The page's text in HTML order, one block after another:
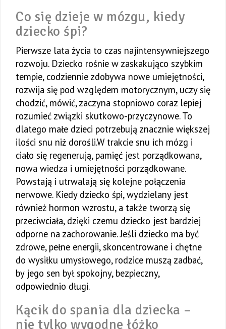
Co się dzieje w mózgu, kiedy
dziecko śpi?
Pierwsze lata życia to czas najintensywniejszego
rozwoju. Dziecko rośnie w zaskakująco szybkim
tempie, codziennie zdobywa nowe umiejętności,
rozwija się pod względem motorycznym, uczy się
chodzić, mówić, zaczyna stopniowo coraz lepiej
rozumieć związki skutkowo-przyczynowe. To
dlatego małe dzieci potrzebują znacznie większej
ilości snu niż dorośli.W trakcie snu ich mózg i
ciało się regenerują, pamięć jest porządkowana,
nowa wiedza i umiejętności porządkowane.
Powstają i utrwalają się kolejne połączenia
nerwowe. Kiedy dziecko śpi, wydzielany jest
również hormon wzrostu, a także tworzą się
przeciwciała, dzięki czemu dziecko jest bardziej
odporne na zachorowanie. Jeśli dziecko ma być
zdrowe, pełne energii, skoncentrowane i chętne
do wysiłku umysłowego, rodzice muszą zadbać,
by jego sen był spokojny, bezpieczny,
odpowiednio długi.
Kącik do spania dla dziecka –
nie tylko wygodne łóżko